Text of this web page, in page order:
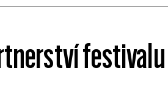
festivalu